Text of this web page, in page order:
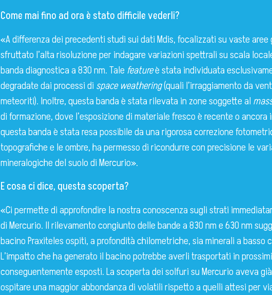
Come mai fino ad ora è stato difficile vederli?
«A differenza dei precedenti studi sui dati Mdis, focalizzati su vaste
sfruttato l’alta risoluzione per indagare variazioni spettrali su scala
banda diagnostica a 830 nm. Tale featureè stata individuata
degradate dai processi di space weathering(quali l’irraggiamento da
meteoriti). Inoltre, questa banda è stata rilevata in zone soggette al
di formazione, dove l’esposizione di materiale fresco è recente o ancora
questa banda è stata resa possibile da una rigorosa correzione
topografiche e le ombre, ha permesso di ricondurre con precisione le
mineralogiche del suolo di Mercurio».
E cosa ci dice, questa scoperta?
«Ci permette di approfondire la nostra conoscenza sugli strati
di Mercurio. Il rilevamento congiunto delle bande a 830 nm e 630 nm
bacino Praxiteles ospiti, a profondità chilometriche, sia minerali a basso
L’impatto che ha generato il bacino potrebbe averli trasportati in
conseguentemente esposti. La scoperta dei solfuri su Mercurio aveva
ospitare una maggior abbondanza di volatili rispetto a quelli attesi per